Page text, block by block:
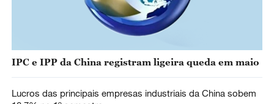
IPC e IPP da China registram ligeira queda em maio
Lucros das principais empresas industriais da China sobem